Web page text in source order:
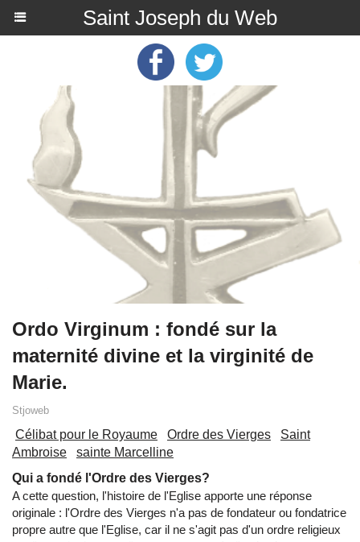
Saint Joseph du Web
Ordo Virginum : fondé sur la
maternité divine et la virginité de
Marie.
Stjoweb
Célibat pour le Royaume Ordre des Vierges
Saint
Ambroise
sainte Marcelline
Qui a fondé l'Ordre des Vierges?
A cette question, l'histoire de l'Eglise apporte une réponse
originale : l'Ordre des Vierges n'a pas de fondateur ou fondatrice
propre autre que l'Eglise, car il ne s'agit pas d'un ordre religieux